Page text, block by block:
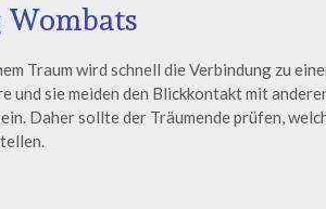
Traum wird schnell die Verbindung zu
und sie meiden den Blickkontakt mit
Daher sollte der Träumende prüfen,